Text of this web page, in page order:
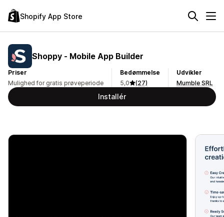
Shopify App Store
Shoppy ‑ Mobile App Builder
Priser
Mulighed for gratis prøveperiode
Bedømmelse
5,0
(27)
Udvikler
Mumble SRL
Installér